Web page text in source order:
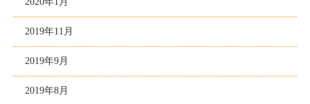
2019年11月
2019年9月
2019年8月